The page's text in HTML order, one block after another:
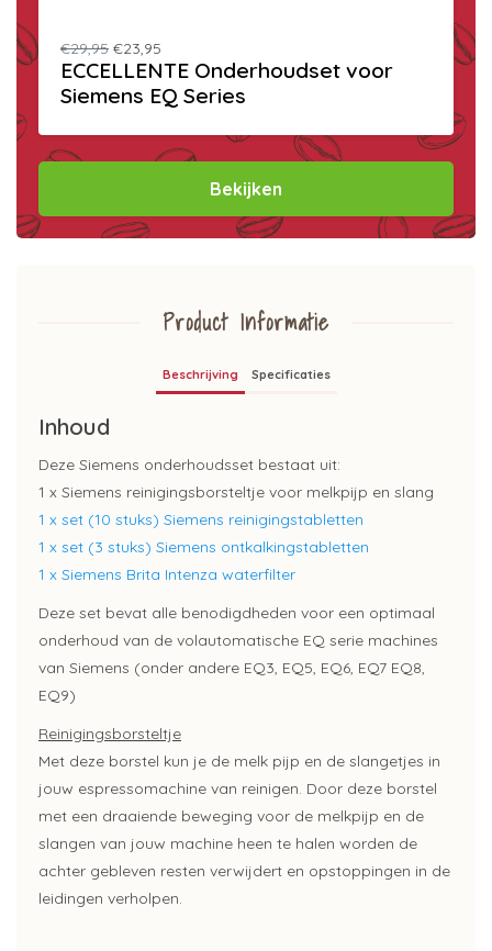
€29,95 €23,95
ECCELLENTE Onderhoudset voor
Siemens EQ Series
Bekijken
Product Informatie
Beschrijving Specificaties
Inhoud
Deze Siemens onderhoudsset bestaat uit:
1 x Siemens reinigingsborsteltje voor melkpijp en slang
1 x set (10 stuks) Siemens reinigingstabletten
1 x set (3 stuks) Siemens ontkalkingstabletten
1 x Siemens Brita Intenza waterfilter
Deze set bevat alle benodigdheden voor een optimaal
onderhoud van de volautomatische EQ serie machines
van Siemens (onder andere EQ3, EQ5, EQ6, EQ7 EQ8,
EQ9)
Reinigingsborsteltje
Met deze borstel kun je de melk pijp en de slangetjes in
jouw espressomachine van reinigen. Door deze borstel
met een draaiende beweging voor de melkpijp en de
slangen van jouw machine heen te halen worden de
achter gebleven resten verwijdert en opstoppingen in de
leidingen verholpen.